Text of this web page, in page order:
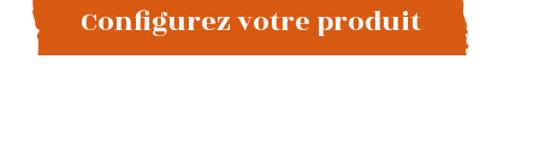
Configurez votre produit